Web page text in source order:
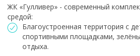
ЖК «Гулливер» - современный
средой:
Благоустроенная территория с
спортивными площадками,
отдыха.
Отклонить